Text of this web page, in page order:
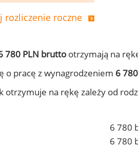
rozliczenie roczne
780 PLN brutto otrzymają na
o pracę z wynagrodzeniem 6
na rękę zależy od
6 780
6 780